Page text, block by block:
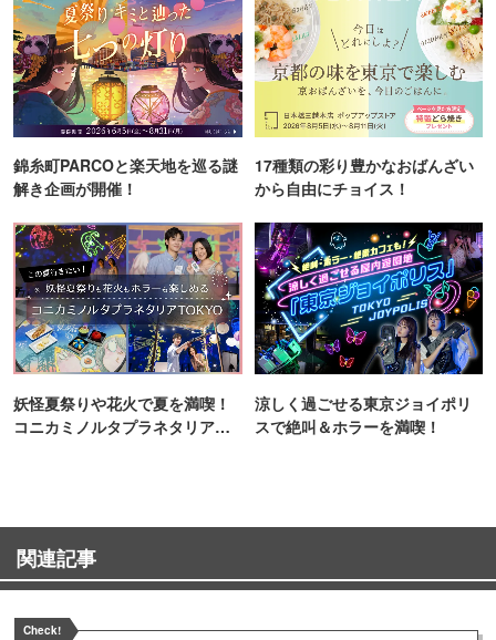
錦糸町PARCOと楽天地を巡る謎
解き企画が開催！
17種類の彩り豊かなおばんざい
から自由にチョイス！
妖怪夏祭りや花火で夏を満喫！
コニカミノルタプラネタリア
涼しく過ごせる東京ジョイポリ
スで絶叫＆ホラーを満喫！
関連記事
Check!